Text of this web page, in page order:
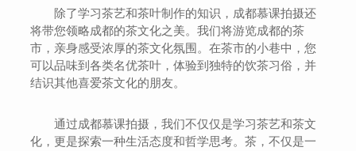
除了学习茶艺和茶叶制作的知识，成都慕课拍摄还
将带您领略成都的茶文化之美。我们将游览成都的茶
市，亲身感受浓厚的茶文化氛围。在茶市的小巷中，您
可以品味到各类名优茶叶，体验到独特的饮茶习俗，并
结识其他喜爱茶文化的朋友。
通过成都慕课拍摄，我们不仅仅是学习茶艺和茶文
化，更是探索一种生活态度和哲学思考。茶，不仅是一